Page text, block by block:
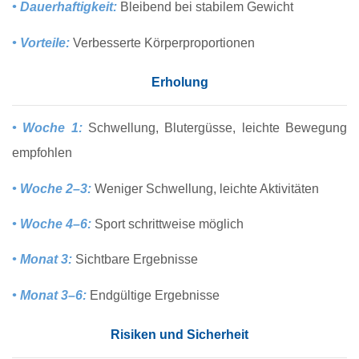
• Dauerhaftigkeit: Bleibend bei stabilem Gewicht
• Vorteile: Verbesserte Körperproportionen
Erholung
• Woche 1: Schwellung, Blutergüsse, leichte Bewegung
empfohlen
• Woche 2–3: Weniger Schwellung, leichte Aktivitäten
• Woche 4–6: Sport schrittweise möglich
• Monat 3: Sichtbare Ergebnisse
• Monat 3–6: Endgültige Ergebnisse
Risiken und Sicherheit